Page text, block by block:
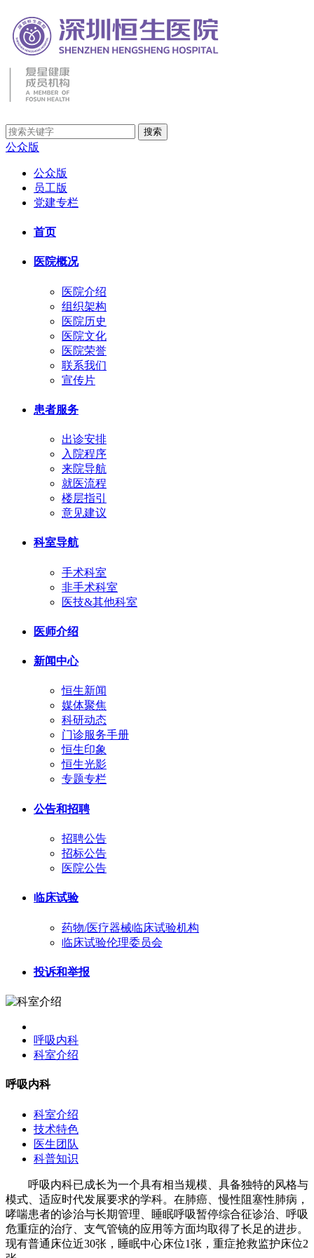
公众版
公众版
员工版
党建专栏
首页
医院概况
医院介绍
组织架构
医院历史
医院文化
医院荣誉
联系我们
宣传片
患者服务
出诊安排
入院程序
来院导航
就医流程
楼层指引
意见建议
科室导航
手术科室
非手术科室
医技&其他科室
医师介绍
新闻中心
恒生新闻
媒体聚焦
科研动态
门诊服务手册
恒生印象
恒生光影
专题专栏
公告和招聘
招聘公告
招标公告
医院公告
临床试验
药物/医疗器械临床试验机构
临床试验伦理委员会
投诉和举报
呼吸内科
科室介绍
呼吸内科
科室介绍
技术特色
医生团队
科普知识
呼吸内科已成长为一个具有相当规模、具备独特的风格与
模式、适应时代发展要求的学科。在肺癌、慢性阻塞性肺病，
哮喘患者的诊治与长期管理、睡眠呼吸暂停综合征诊治、呼吸
危重症的治疗、支气管镜的应用等方面均取得了长足的进步。
现有普通床位近30张，睡眠中心床位1张，重症抢救监护床位2